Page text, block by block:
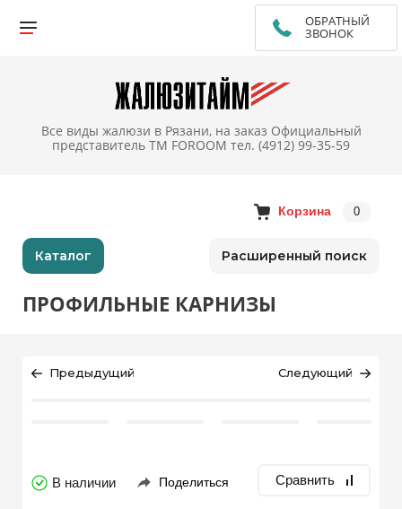
ОБРАТНЫЙ
ЗВОНОК
Все виды жалюзи в Рязани, на заказ Официальный
представитель TM FOROOM тел. (4912) 99-35-59
Корзина 0
Каталог Расширенный поиск
ПРОФИЛЬНЫЕ КАРНИЗЫ
Предыдущий Следующий
В наличии Поделиться Сравнить